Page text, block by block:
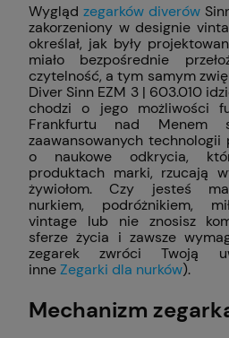
Wygląd zegarków diverów
zakorzeniony w designie
określał, jak były
miało bezpośrednie
czytelność, a tym samym
Diver Sinn EZM 3 | 603.010
chodzi o jego możliwości
Frankfurtu nad Menem
zaawansowanych technologii
o naukowe odkrycia,
produktach marki, rzucają
żywiołom. Czy jesteś
nurkiem, podróżnikiem,
vintage lub nie znosisz
sferze życia i zawsze
zegarek zwróci Twoją
inneZegarki dla nurków).
Mechanizm